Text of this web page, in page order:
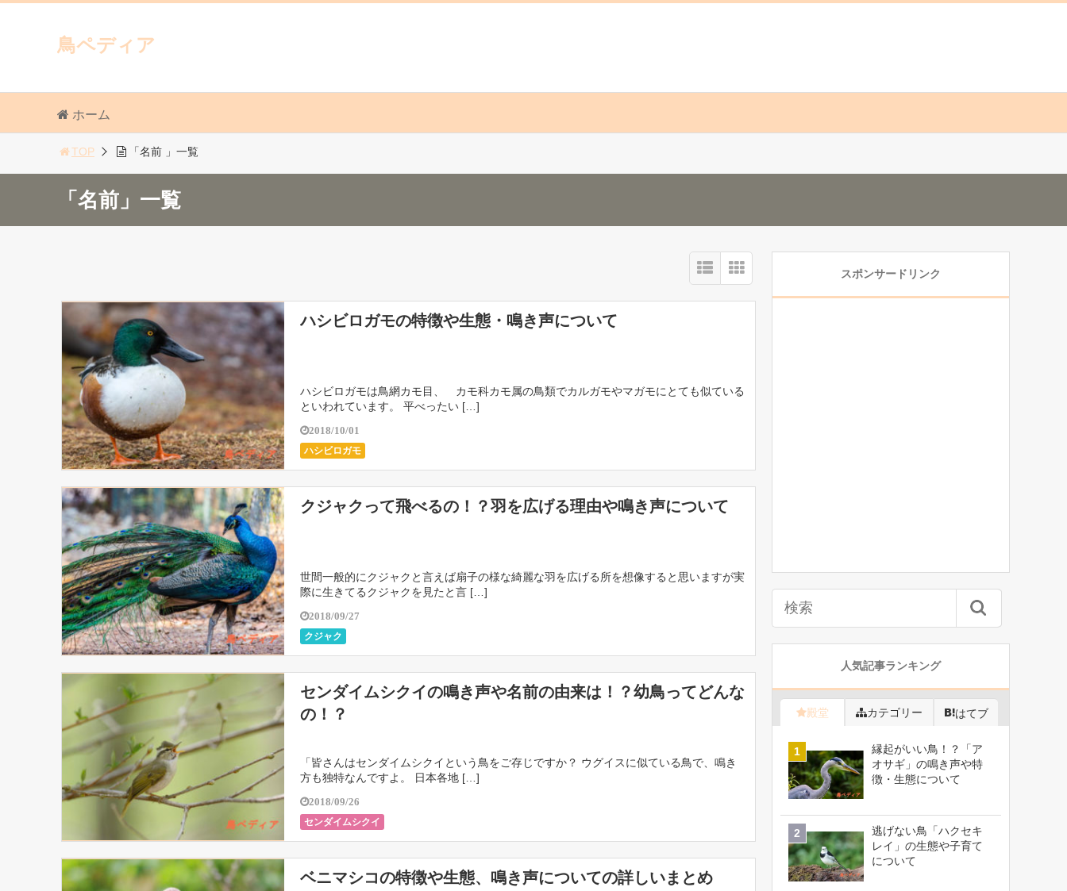
鳥ペディア
ホーム
TOP 「名前 」一覧
「名前」一覧
ハシビロガモの特徴や生態・鳴き声について
ハシビロガモは鳥網カモ目、 カモ科カモ属の鳥類でカルガモやマガモにとても似ている
といわれています。 平べったい […]
2018/10/01
ハシビロガモ
クジャクって飛べるの！？羽を広げる理由や鳴き声について
世間一般的にクジャクと言えば扇子の様な綺麗な羽を広げる所を想像すると思いますが実
際に生きてるクジャクを見たと言 […]
2018/09/27
クジャク
センダイムシクイの鳴き声や名前の由来は！？幼鳥ってどんな
の！？
「皆さんはセンダイムシクイという鳥をご存じですか？ ウグイスに似ている鳥で、鳴き
方も独特なんですよ。 日本各地 […]
2018/09/26
センダイムシクイ
ベニマシコの特徴や生態、鳴き声についての詳しいまとめ
スポンサードリンク
人気記事ランキング
殿堂 カテゴリー はてブ
縁起がいい鳥！？「ア
オサギ」の鳴き声や特
徴・生態について
逃げない鳥「ハクセキ
レイ」の生態や子育て
について